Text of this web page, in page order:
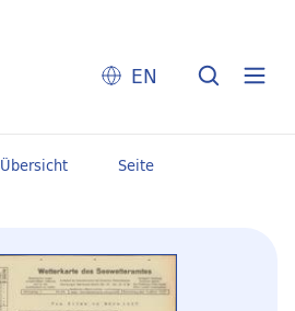
EN
Übersicht Seite